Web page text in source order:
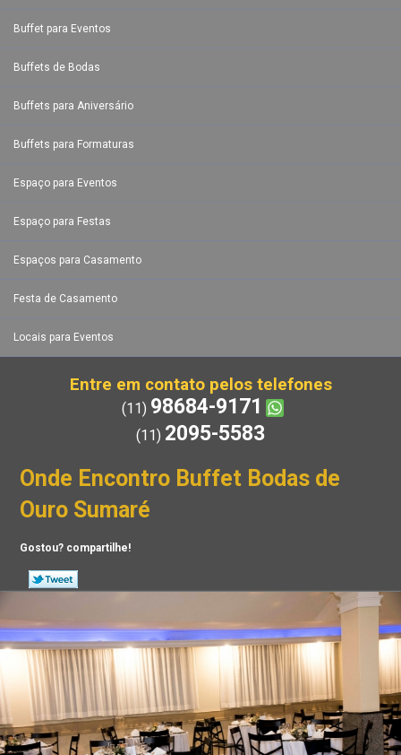
Buffet para Eventos
Buffets de Bodas
Buffets para Aniversário
Buffets para Formaturas
Espaço para Eventos
Espaço para Festas
Espaços para Casamento
Festa de Casamento
Locais para Eventos
Entre em contato pelos telefones
(11) 98684-9171
(11) 2095-5583
Onde Encontro Buffet Bodas de
Ouro Sumaré
Gostou? compartilhe!